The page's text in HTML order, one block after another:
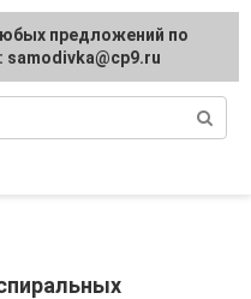
и участка
предложений по
samodivka@cp9.ru